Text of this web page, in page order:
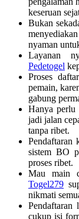
keseruan
Bukan
nyaman
Layanan
Pedetogel
Proses
pemain,
gabung
Hanya perlu
jadi jalan
tanpa ribet.
Pendaftaran
sistem BO
proses ribet.
Mau main
Togel279
nikmati
Pendaftaran
cukup isi